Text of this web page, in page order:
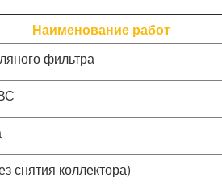
Наименование работ
фильтра
снятия коллектора)